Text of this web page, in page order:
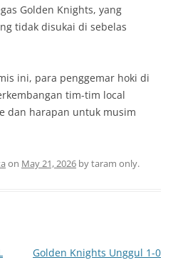
Golden Knights, yang
tidak disukai di sebelas
ini, para penggemar hoki di
tim-tim local
dan harapan untuk musim
on May 21, 2026 bytaram only.
Golden Knights Unggul 1-0